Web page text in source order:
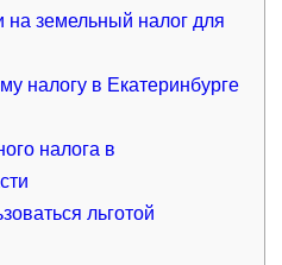
на земельный налог для
налогу в Екатеринбурге
налога в
льготой